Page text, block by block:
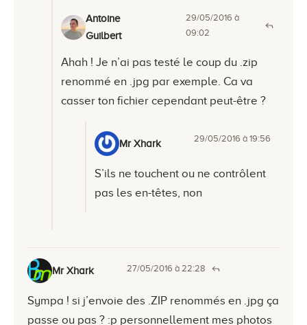
Antoine
Guilbert
29/05/2016 à
09:02
Ahah ! Je n’ai pas testé le coup du .zip
renommé en .jpg par exemple. Ca va
casser ton fichier cependant peut-être ?
Mr Xhark 29/05/2016 à 19:56
S’ils ne touchent ou ne contrôlent
pas les en-têtes, non
Mr Xhark 27/05/2016 à 22:28
Sympa ! si j’envoie des .ZIP renommés en .jpg ça
passe ou pas ? :p personnellement mes photos